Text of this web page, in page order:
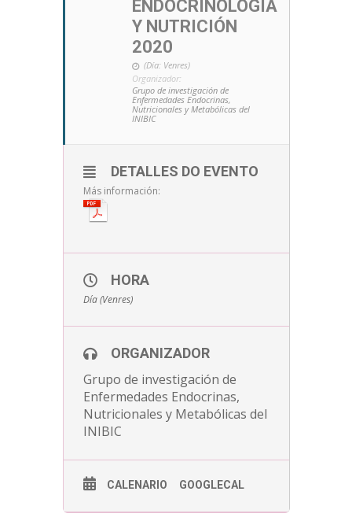
ENDOCRINOLOGÍA
Y NUTRICIÓN
2020
(Día: Venres)
Organizador:
Grupo de investigación de
Enfermedades Endocrinas,
Nutricionales y Metabólicas del
INIBIC
DETALLES DO EVENTO
Más información:
HORA
Día (Venres)
ORGANIZADOR
Grupo de investigación de
Enfermedades Endocrinas,
Nutricionales y Metabólicas del
INIBIC
CALENARIO GOOGLECAL